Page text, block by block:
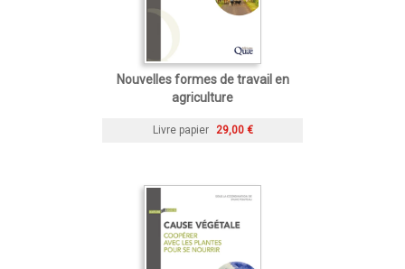
Nouvelles formes de travail en
agriculture
Livre papier 29,00 €